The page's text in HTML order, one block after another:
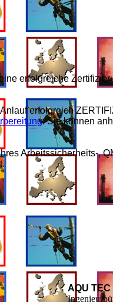
erfolgreiche
erfolgreich
. Sie können
Arbeitssicherheits-,
AQU